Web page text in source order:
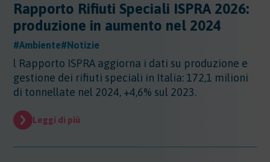
Rapporto Rifiuti Speciali ISPRA 2026:
produzione in aumento nel 2024
#Ambiente#Notizie
l Rapporto ISPRA aggiorna i dati su produzione e
gestione dei rifiuti speciali in Italia: 172,1 milioni
di tonnellate nel 2024, +4,6% sul 2023.
Leggi di più